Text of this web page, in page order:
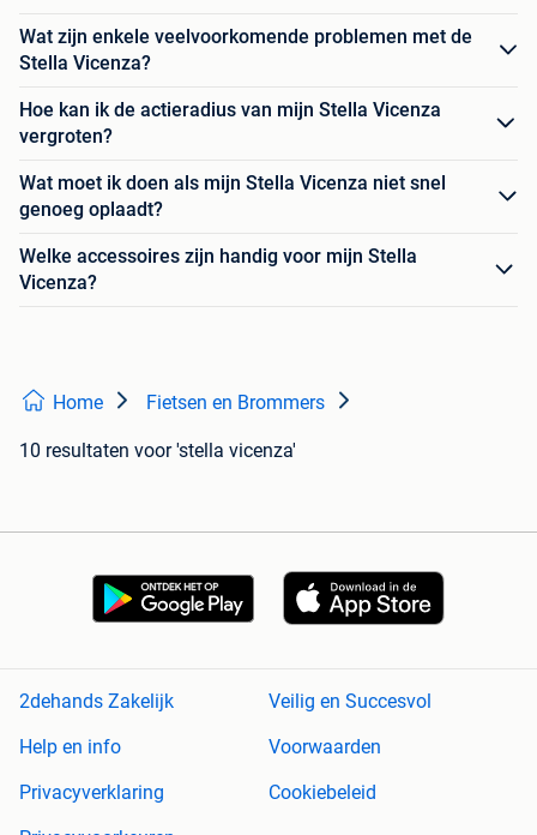
Wat zijn enkele veelvoorkomende problemen met de
Stella Vicenza?
Hoe kan ik de actieradius van mijn Stella Vicenza
vergroten?
Wat moet ik doen als mijn Stella Vicenza niet snel
genoeg oplaadt?
Welke accessoires zijn handig voor mijn Stella
Vicenza?
Home Fietsen en Brommers
10 resultaten voor 'stella vicenza'
2dehands Zakelijk
Veilig en Succesvol
Help en info
Voorwaarden
Privacyverklaring
Cookiebeleid